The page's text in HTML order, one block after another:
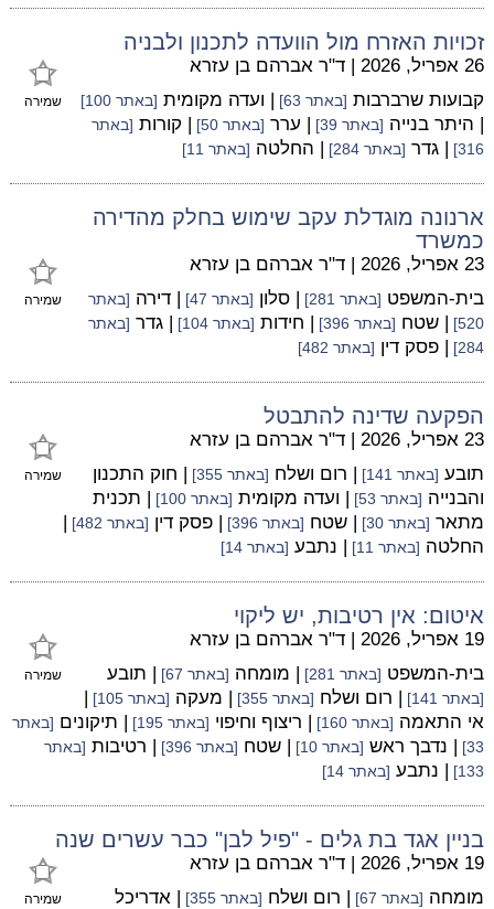
זכויות האזרח מול הוועדה לתכנון ולבניה
שמירה
26 אפריל, 2026 | ד"ר אברהם בן עזרא
קבועות שרברבות [באתר 63] | ועדה מקומית [באתר 100]
| היתר בנייה [באתר 39] | ערר [באתר 50] | קורות [באתר
316]
| גדר [באתר 284] | החלטה [באתר 11]
ארנונה מוגדלת עקב שימוש בחלק מהדירה
כמשרד
שמירה
23 אפריל, 2026 | ד"ר אברהם בן עזרא
בית-המשפט [באתר 281] | סלון [באתר 47] | דירה [באתר
520]
| שטח [באתר 396] | חידות [באתר 104] | גדר [באתר
284]
| פסק דין [באתר 482]
הפקעה שדינה להתבטל
שמירה
23 אפריל, 2026 | ד"ר אברהם בן עזרא
תובע [באתר 141] | רום ושלח [באתר 355]
| חוק התכנון
והבנייה [באתר 53] | ועדה מקומית [באתר 100]
| תכנית
מתאר [באתר 30] | שטח [באתר 396] | פסק דין [באתר 482]
|
החלטה [באתר 11] | נתבע [באתר 14]
איטום: אין רטיבות, יש ליקוי
שמירה
19 אפריל, 2026 | ד"ר אברהם בן עזרא
בית-המשפט [באתר 281] | מומחה [באתר 67] | תובע
[באתר 141] | רום ושלח [באתר 355] | מעקה [באתר 105]
|
אי התאמה [באתר 160] | ריצוף וחיפוי [באתר 195] | תיקונים [באתר
33]
| נדבך ראש [באתר 10] | שטח [באתר 396] | רטיבות [באתר
133]
| נתבע [באתר 14]
בניין אגד בת גלים - "פיל לבן" כבר עשרים שנה
שמירה
19 אפריל, 2026 | ד"ר אברהם בן עזרא
מומחה [באתר 67] | רום ושלח [באתר 355] | אדריכל